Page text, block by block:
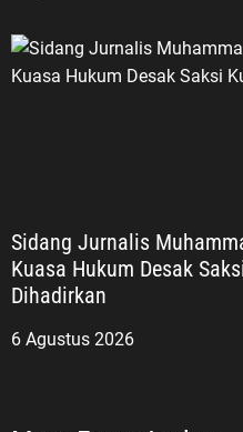
Sidang Jurnalis
Kuasa Hukum Desak
Dihadirkan
6 Agustus 2026